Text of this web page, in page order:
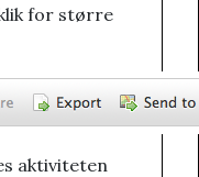
for større
aktiviteten